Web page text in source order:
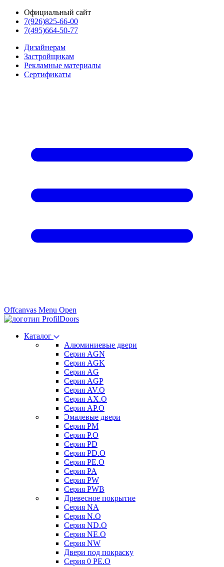
Официальный сайт
7(926)825-66-00
7(495)664-50-77
Дизайнерам
Застройщикам
Рекламные материалы
Сертификаты
Offcanvas Menu Open
Каталог
Алюминиевые двери
Серия AGN
Серия AGK
Серия AG
Серия AGP
Серия AV.O
Серия AX.O
Серия AP.O
Эмалевые двери
Серия PM
Серия P.O
Серия PD
Серия PD.O
Серия PE.O
Серия PA
Серия PW
Серия PWB
Древесное покрытие
Серия NA
Серия N.O
Серия ND.O
Серия NE.O
Серия NW
Двери под покраску
Серия 0 PE.O